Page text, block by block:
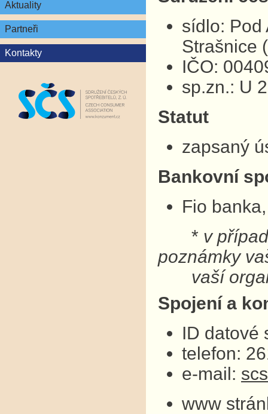
Aktuality
Partneři
Kontakty
sídlo: Pod
Strašnice
IČO:
sp.zn.: U
Statut
zapsaný
Bankovní
Fio
* v
poznámky
vaší
Spojení a
ID datové
telefon:
e-mail:
www